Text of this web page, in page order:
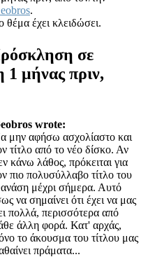
.
θέμα έχει κλειδώσει.
σε
1 μήνας πριν,
wrote:
μην αφήσω ασχολίαστο και
τίτλο από το νέο δίσκο. Αν
κάνω λάθος, πρόκειται για
πιο πολυσύλλαβο τίτλο του
μέχρι σήμερα. Αυτό
να σημαίνει ότι έχει να μας
πολλά, περισσότερα από
άλλη φορά. Κατ' αρχάς,
το άκουσμα του τίτλου μας
πράματα...